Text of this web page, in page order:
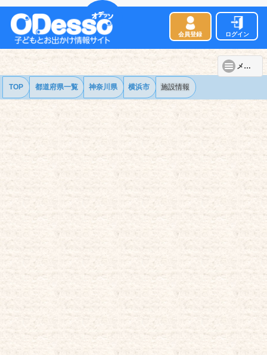
会員登録 ログイン
メニュー
TOP 都道府県一覧 神奈川県 横浜市 施設情報